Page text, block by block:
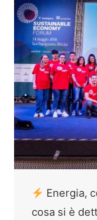
Energia,
cosa si è